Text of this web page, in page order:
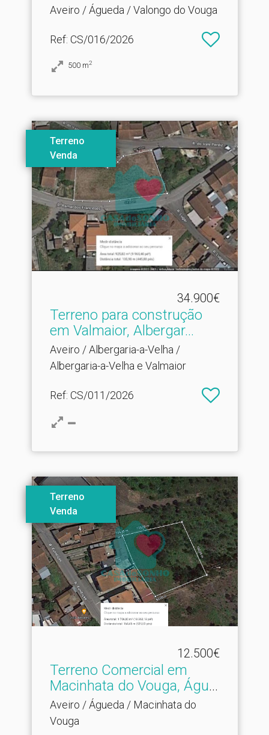
Aveiro / Águeda / Valongo do Vouga
Ref: CS/016/2026
500 m2
Terreno
Venda
34.900€
Terreno para construção
em Valmaior, Albergar.​..
Aveiro / Albergaria-a-Velha /
Albergaria-a-Velha e Valmaior
Ref: CS/011/2026
Terreno
Venda
12.500€
Terreno Comercial em
Macinhata do Vouga, Águe.​
..
Aveiro / Águeda / Macinhata do
Vouga